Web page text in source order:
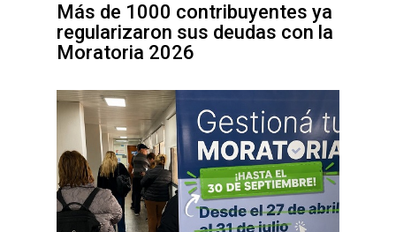
Más de 1000 contribuyentes ya
regularizaron sus deudas con la
Moratoria 2026